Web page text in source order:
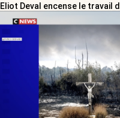
Eliot Deval encense le travail